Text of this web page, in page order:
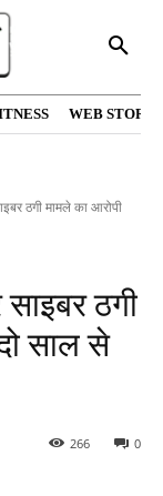
WEB
ठगी मामले का आरोपी
ठगी
साल से
0
266